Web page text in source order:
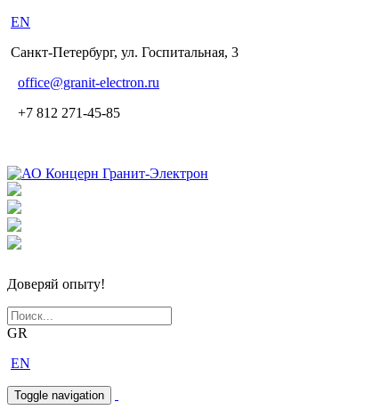
EN
Санкт-Петербург, ул. Госпитальная, 3
office@granit-electron.ru
+7 812 271-45-85
Доверяй опыту!
GR
EN
Toggle navigation